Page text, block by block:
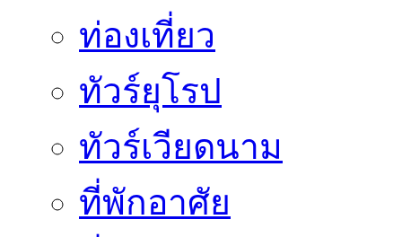
ท่องเที่ยว
ทัวร์ยุโรป
ทัวร์เวียดนาม
ที่พักอาศัย